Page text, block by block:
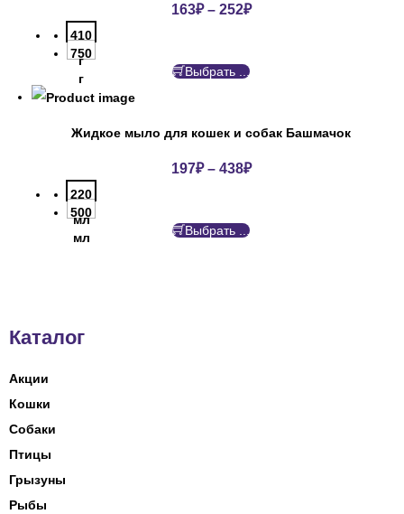
163₽– 252₽
410
г
750
г
Выбрать ...
Жидкое мыло для кошек и собак Башмачок
197₽– 438₽
220
мл
500
мл
Выбрать ...
Каталог
Акции
Кошки
Собаки
Птицы
Грызуны
Рыбы